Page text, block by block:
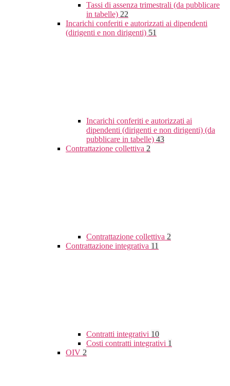
Tassi di assenza trimestrali (da pubblicare
in tabelle) 22
Incarichi conferiti e autorizzati ai dipendenti
(dirigenti e non dirigenti) 51
Incarichi conferiti e autorizzati ai
dipendenti (dirigenti e non dirigenti) (da
pubblicare in tabelle) 43
Contrattazione collettiva 2
Contrattazione collettiva 2
Contrattazione integrativa 11
Contratti integrativi 10
Costi contratti integrativi 1
OIV 2